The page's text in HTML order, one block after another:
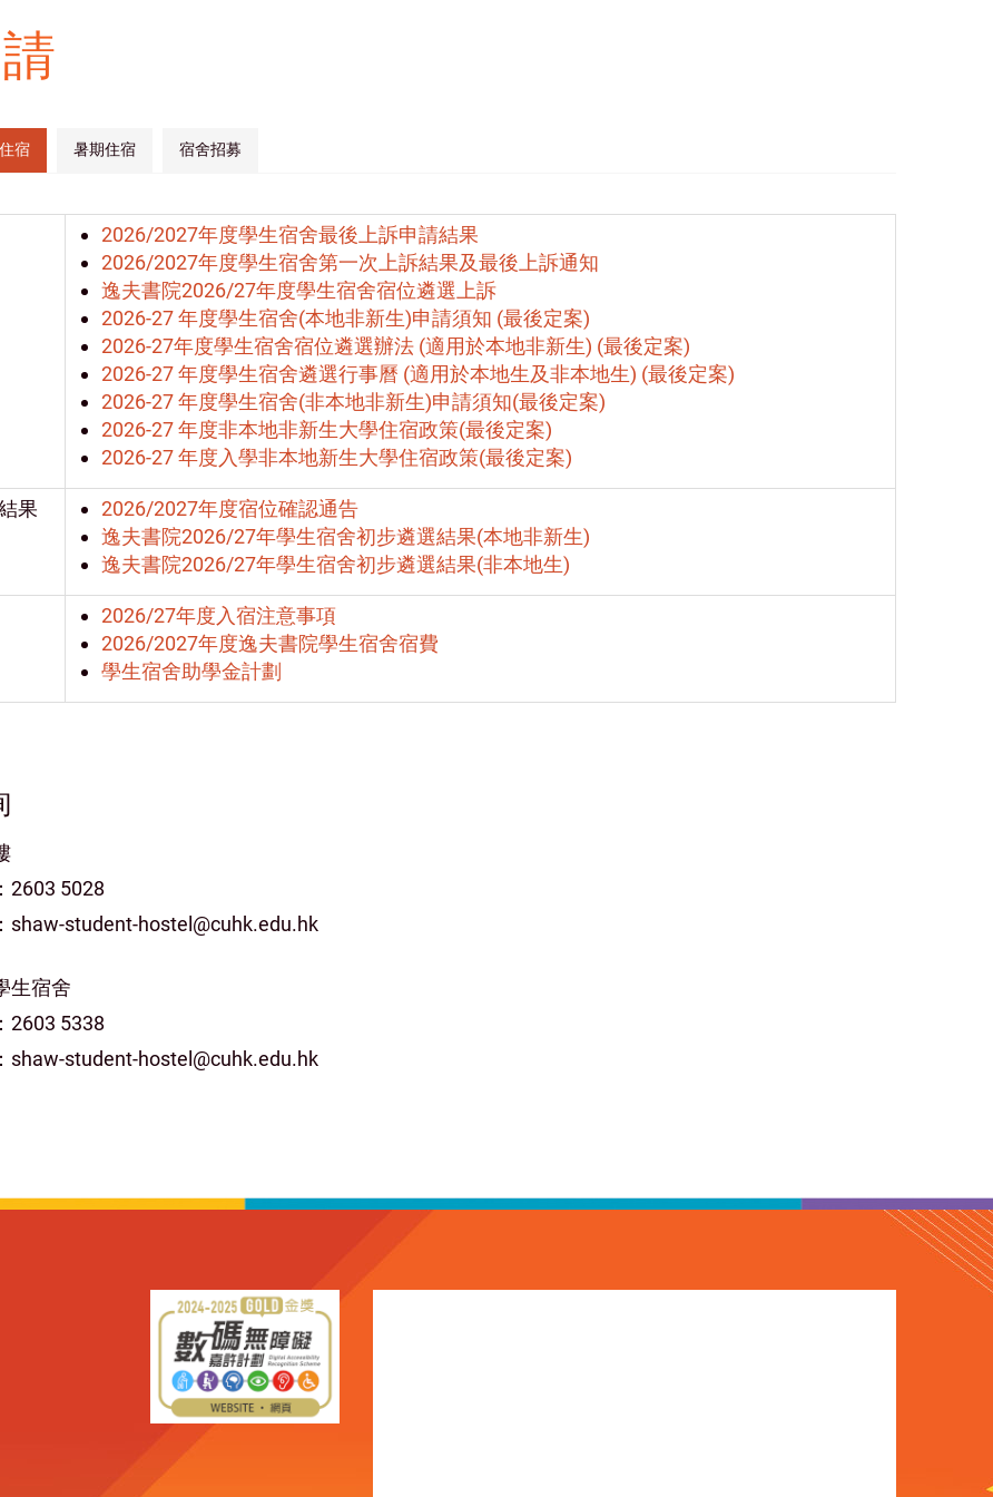
宿 暑期住宿 宿舍招募
2026/2027年度學生宿舍最後上訴申請結果
2026/2027年度學生宿舍第一次上訴結果及最後上訴通知
逸夫書院2026/27年度學生宿舍宿位遴選上訴
2026-27 年度學生宿舍(本地非新生)申請須知 (最後定案)
2026-27年度學生宿舍宿位遴選辦法 (適用於本地非新生) (最後定案)
2026-27 年度學生宿舍遴選行事曆 (適用於本地生及非本地生) (最後定案)
2026-27 年度學生宿舍(非本地非新生)申請須知(最後定案)
2026-27 年度非本地非新生大學住宿政策(最後定案)
2026-27 年度入學非本地新生大學住宿政策(最後定案)
果
2026/2027年度宿位確認通告
逸夫書院2026/27年學生宿舍初步遴選結果(本地非新生)
逸夫書院2026/27年學生宿舍初步遴選結果(非本地生)
2026/27年度入宿注意事項
2026/2027年度逸夫書院學生宿舍宿費
學生宿舍助學金計劃
2603 5028
shaw-student-hostel@cuhk.edu.hk
生宿舍
2603 5338
shaw-student-hostel@cuhk.edu.hk